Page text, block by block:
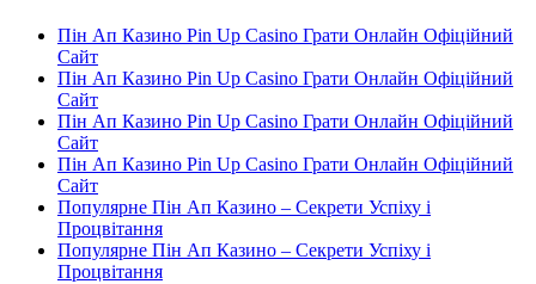
Пін Ап Казино Pin Up Casino Грати Онлайн Офіційний
Сайт
Пін Ап Казино Pin Up Casino Грати Онлайн Офіційний
Сайт
Пін Ап Казино Pin Up Casino Грати Онлайн Офіційний
Сайт
Пін Ап Казино Pin Up Casino Грати Онлайн Офіційний
Сайт
Популярне Пін Ап Казино – Секрети Успіху і
Процвітання
Популярне Пін Ап Казино – Секрети Успіху і
Процвітання